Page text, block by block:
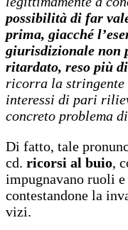
possibilità di far
prima, giacché
giurisdizionale non
ritardato, reso più
ricorra la
interessi di pari
concreto problema
Di fatto, tale
cd. ricorsi al buio,
impugnavano ruoli
contestandone la
vizi.